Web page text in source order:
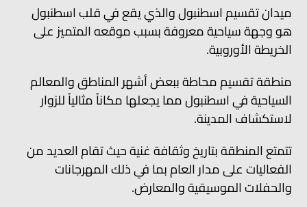
ميدان تقسيم اسطنبول والذي يقع في قلب اسطنبول
هو وجهة سياحية معروفة بسبب موقعه المتميز على
الخريطة الأوروبية.
منطقة تقسيم محاطة ببعض أشهر المناطق والمعالم
السياحية في اسطنبول مما يجعلها مكاناً مثالياً للزوار
لاستكشاف المدينة.
تتمتع المنطقة بتاريخ وثقافة غنية حيث تقام العديد من
الفعاليات على مدار العام بما في ذلك المهرجانات
والحفلات الموسيقية والمعارض.